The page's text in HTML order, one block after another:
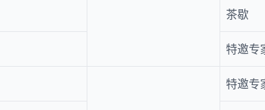
茶歇
特邀专
特邀专